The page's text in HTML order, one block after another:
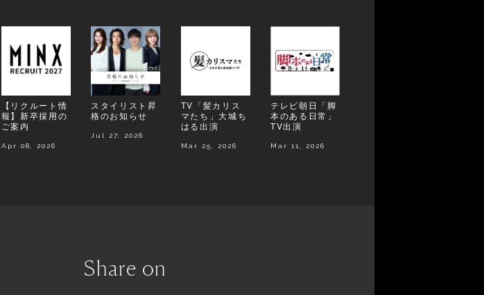
【リクルート情
報】新卒採用の
ご案内
Apr 08, 2026
スタイリスト昇
格のお知らせ
Jul 27, 2026
TV「髪カリス
マたち」大城ち
はる出演
Mar 25, 2026
テレビ朝日「脚
本のある日常」
TV出演
Mar 11, 2026
Share on